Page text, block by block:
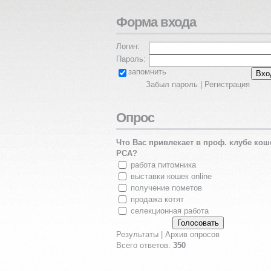
Форма входа
Логин:
Пароль:
запомнить
Забыл пароль
Регистрация
Опрос
Что Вас привлекает в проф. клубе
PCA?
работа питомника
выставки кошек online
получение пометов
продажа котят
селекционная работа
Результаты
Архив опросов
Всего ответов: 350